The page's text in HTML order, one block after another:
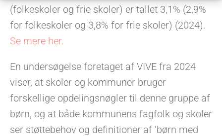
(folkeskoler og frie skoler) er tallet 3,1% (2,9%
for folkeskoler og 3,8% for frie skoler) (2024).
Se mere her.
En undersøgelse foretaget af VIVE fra 2024
viser, at skoler og kommuner bruger
forskellige opdelingsnøgler til denne gruppe af
børn, og at både kommunens fagfolk og skoler
ser støttebehov og definitioner af ‘børn med